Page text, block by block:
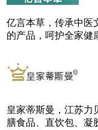
亿言本草，传承中医
的产品，呵护全家健
皇家蒂斯曼，江苏力
膳食品、直饮包、凝